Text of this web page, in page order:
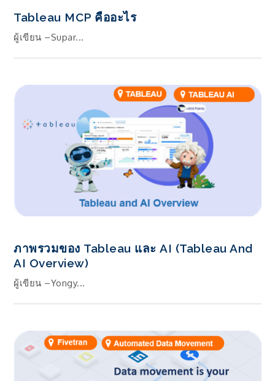
Tableau MCP คืออะไร
ผู้เขียน –Supar...
ภาพรวมของ Tableau และ AI (Tableau And
AI Overview)
ผู้เขียน –Yongy...